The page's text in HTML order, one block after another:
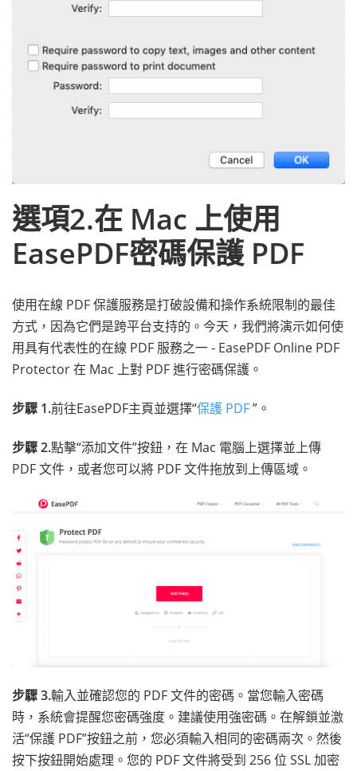
選項2.在 Mac 上使用
EasePDF密碼保護 PDF
使用在線 PDF 保護服務是打破設備和操作系統限制的最佳
方式，因為它們是跨平台支持的。今天，我們將演示如何使
用具有代表性的在線 PDF 服務之一 - EasePDF Online PDF
Protector 在 Mac 上對 PDF 進行密碼保護。
步驟 1.前往EasePDF主頁並選擇“保護 PDF”。
步驟 2.點擊“添加文件”按鈕，在 Mac 電腦上選擇並上傳
PDF 文件，或者您可以將 PDF 文件拖放到上傳區域。
步驟 3.輸入並確認您的 PDF 文件的密碼。當您輸入密碼
時，系統會提醒您密碼強度。建議使用強密碼。在解鎖並激
活“保護 PDF”按鈕之前，您必須輸入相同的密碼兩次。然後
按下按鈕開始處理。您的 PDF 文件將受到 256 位 SSL 加密